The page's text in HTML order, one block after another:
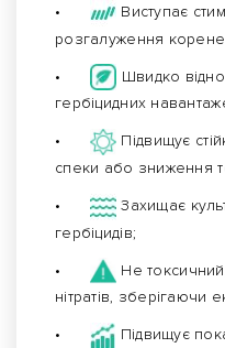
•
Виступає
розгалуження
•
Швидко
гербіцидних
•
Підвищує
спеки або зниження
•
Захищає
гербіцидів;
•
Не
нітратів, зберігаючи
•
Підвищує